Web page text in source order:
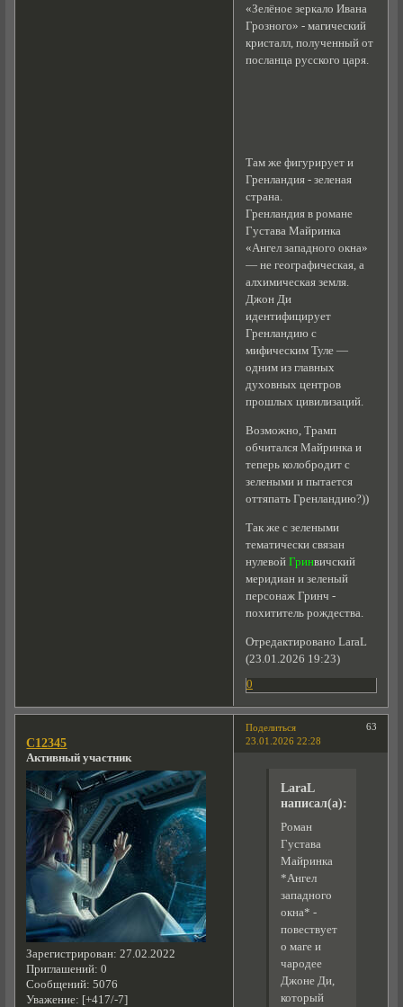
«Зелёное зеркало Ивана
Грозного» - магический
кристалл, полученный от
посланца русского царя.
Там же фигурирует и
Гренландия - зеленая
страна.
Гренландия в романе
Густава Майринка
«Ангел западного окна»
— не географическая, а
алхимическая земля.
Джон Ди
идентифицирует
Гренландию с
мифическим Туле —
одним из главных
духовных центров
прошлых цивилизаций.
Возможно, Трамп
обчитался Майринка и
теперь колобродит с
зелеными и пытается
оттяпать Гренландию?))
Так же с зелеными
тематически связан
нулевой Гринвичский
меридиан и зеленый
персонаж Гринч -
похититель рождества.
Отредактировано LaraL
(23.01.2026 19:23)
0
Поделиться
63
23.01.2026 22:28
C12345
Активный участник
Зарегистрирован: 27.02.2022
Приглашений: 0
Сообщений: 5076
Уважение: [+417/-7]
LaraL
написал(а):
Роман
Густава
Майринка
*Ангел
западного
окна* -
повествует
о маге и
чародее
Джоне Ди,
который